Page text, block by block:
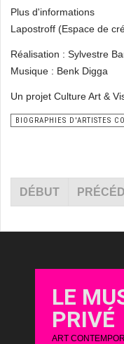
Plus d'informations
Lapostroff (Espace de
Réalisation : Sylvestre
Musique : Benk Digga
Un projet Culture Art &
BIOGRAPHIES D'ARTISTES
DÉBUT
LE
PRIVÉ
ART